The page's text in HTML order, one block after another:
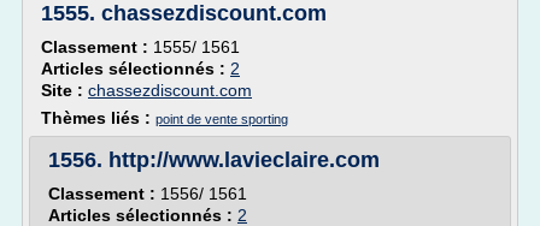
1555. chassezdiscount.com
Classement : 1555/ 1561
Articles sélectionnés : 2
Site : chassezdiscount.com
Thèmes liés : point de vente sporting
1556. http://www.lavieclaire.com
Classement : 1556/ 1561
Articles sélectionnés : 2